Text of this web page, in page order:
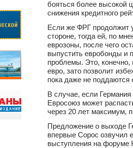
бояться более высокой
снижения кредитного
Если же ФРГ продолжит
стороне, тогда ей, по
еврозоны, после чего
выпустить евробонды и
проблемы. Это, конечно,
евро, зато позволит
пока даже не поддаются
В случае, если Германия
Евросоюз может
через 20 лет максимум,
Предложение о выходе
впервые Сорос озвучил
выступления на форуме